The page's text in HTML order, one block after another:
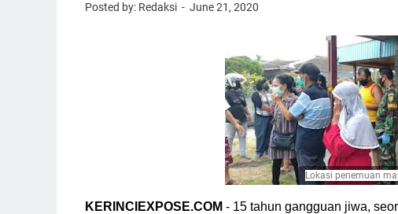
Posted by: Redaksi June 21, 2020
Lokasi penemuan
KERINCIEXPOSE.COM - 15 tahun gangguan jiwa,